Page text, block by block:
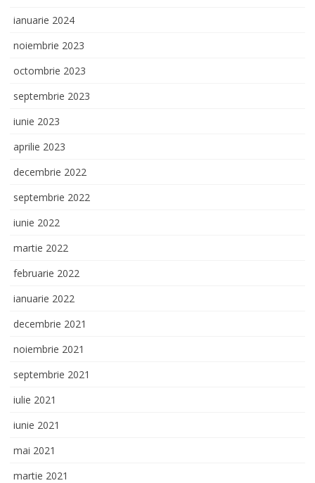
ianuarie 2024
noiembrie 2023
octombrie 2023
septembrie 2023
iunie 2023
aprilie 2023
decembrie 2022
septembrie 2022
iunie 2022
martie 2022
februarie 2022
ianuarie 2022
decembrie 2021
noiembrie 2021
septembrie 2021
iulie 2021
iunie 2021
mai 2021
martie 2021